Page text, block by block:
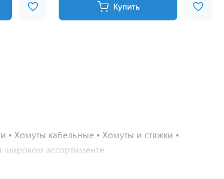
Купить
• Хомуты кабельные • Хомуты и стяжки •
ассортименте.